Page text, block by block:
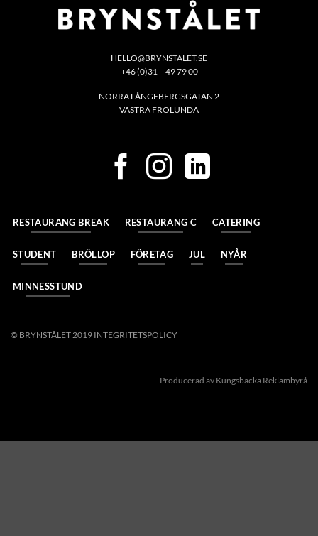
HELLO@BRYNSTALET.SE
+46 (0)31 – 49 79 00
NORRA LÅNGEBERGSGATAN 2
VÄSTRA FRÖLUNDA
RESTAURANG BREAK RESTAURANG C CATERING
STUDENT BRÖLLOP FÖRETAG JUL NYÅR
MINNESSTUND
© BRYNSTÅLET 2019 INTEGRITETSPOLICY
Producerad av Kungsbacka Reklambyrå